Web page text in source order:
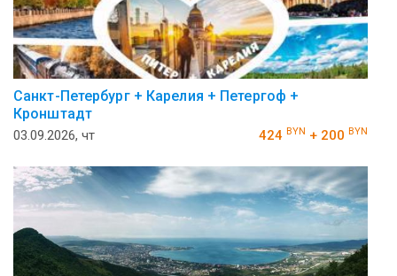
Санкт-Петербург + Карелия + Петергоф +
Кронштадт
03.09.2026, чт 424 BYN + 200 BYN